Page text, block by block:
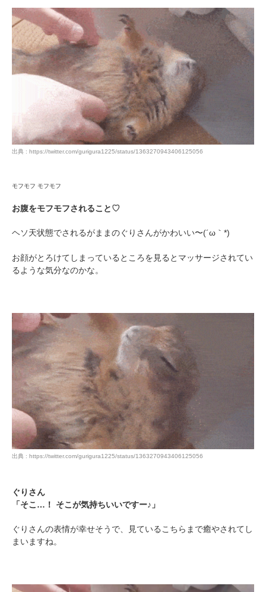
出典 : https://twitter.com/gurigura1225/status/1363270943406125056
モフモフ モフモフ
お腹をモフモフされること♡
ヘソ天状態でされるがままのぐりさんがかわいい〜(´ω｀*)
お顔がとろけてしまっているところを見るとマッサージされてい
るような気分なのかな。
出典 : https://twitter.com/gurigura1225/status/1363270943406125056
ぐりさん
「そこ…！ そこが気持ちいいですー♪」
ぐりさんの表情が幸せそうで、見ているこちらまで癒やされてし
まいますね。
PECOアプリをダウンロード済みの方